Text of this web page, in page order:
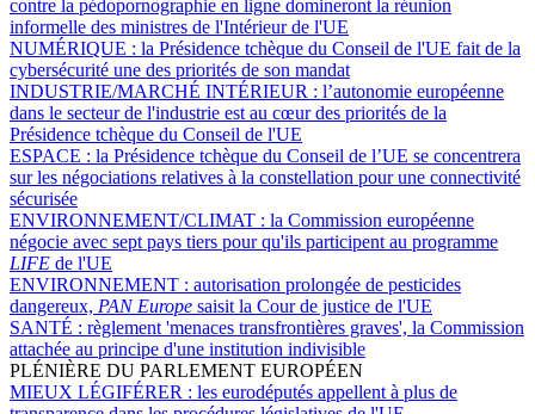
contre la pédopornographie en ligne domineront la réunion
informelle des ministres de l'Intérieur de l'UE
NUMÉRIQUE : la Présidence tchèque du Conseil de l'UE fait de la
cybersécurité une des priorités de son mandat
INDUSTRIE/MARCHÉ INTÉRIEUR : l’autonomie européenne
dans le secteur de l'industrie est au cœur des priorités de la
Présidence tchèque du Conseil de l'UE
ESPACE : la Présidence tchèque du Conseil de l’UE se concentrera
sur les négociations relatives à la constellation pour une connectivité
sécurisée
ENVIRONNEMENT/CLIMAT : la Commission européenne
négocie avec sept pays tiers pour qu'ils participent au programme
LIFE de l'UE
ENVIRONNEMENT : autorisation prolongée de pesticides
dangereux, PAN Europe saisit la Cour de justice de l'UE
SANTÉ : règlement 'menaces transfrontières graves', la Commission
attachée au principe d'une institution indivisible
PLÉNIÈRE DU PARLEMENT EUROPÉEN
MIEUX LÉGIFÉRER : les eurodéputés appellent à plus de